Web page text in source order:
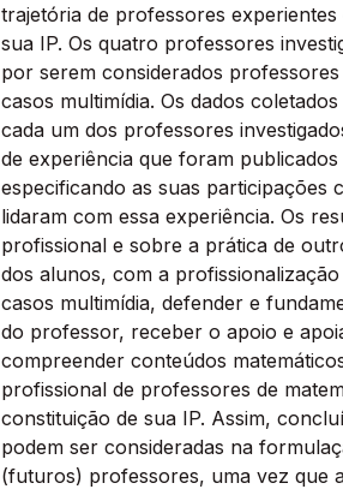
trajetória de professores
sua IP. Os quatro professores
por serem considerados
casos multimídia. Os dados
cada um dos professores
de experiência que foram
especificando as suas participações
lidaram com essa experiência. Os
profissional e sobre a prática de
dos alunos, com a
casos multimídia, defender e
do professor, receber o apoio e
compreender conteúdos
profissional de professores de
constituição de sua IP. Assim,
podem ser consideradas na
(futuros) professores, uma vez que